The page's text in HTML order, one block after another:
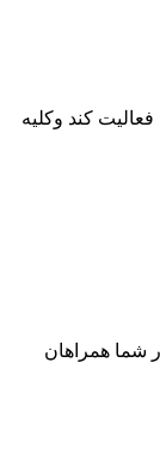
کند و‌کلیه
شما همراهان